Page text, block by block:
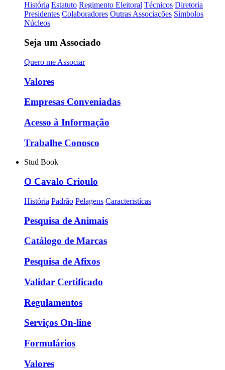
História Estatuto Regimento Eleitoral Técnicos Diretoria
Presidentes Colaboradores Outras Associações Símbolos
Núcleos
Seja um Associado
Quero me Associar
Valores
Empresas Conveniadas
Acesso à Informação
Trabalhe Conosco
Stud Book
O Cavalo Crioulo
História Padrão Pelagens Caracteristícas
Pesquisa de Animais
Catálogo de Marcas
Pesquisa de Afixos
Validar Certificado
Regulamentos
Serviços On-line
Formulários
Valores